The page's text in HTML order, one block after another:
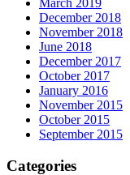
March 2019
December 2018
November 2018
June 2018
December 2017
October 2017
January 2016
November 2015
October 2015
September 2015
Categories